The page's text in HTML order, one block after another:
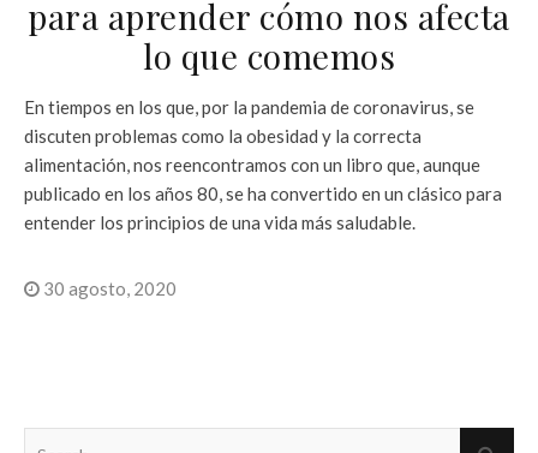
para aprender cómo nos afecta
lo que comemos
En tiempos en los que, por la pandemia de coronavirus, se
discuten problemas como la obesidad y la correcta
alimentación, nos reencontramos con un libro que, aunque
publicado en los años 80, se ha convertido en un clásico para
entender los principios de una vida más saludable.
30 agosto, 2020